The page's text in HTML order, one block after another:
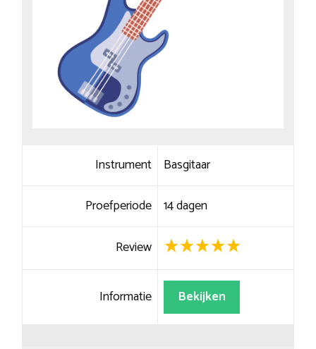
Instrument Basgitaar
Proefperiode 14 dagen
Review
Informatie Bekijken